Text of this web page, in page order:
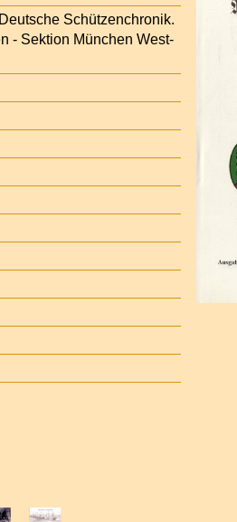
Schützenchronik.
- Sektion München West-